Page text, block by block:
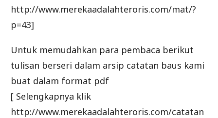
http://www.merekaadalahteroris.com/mat/?
p=43]
Untuk memudahkan para pembaca berikut
tulisan berseri dalam arsip catatan baus kami
buat dalam format pdf
[ Selengkapnya klik
http://www.merekaadalahteroris.com/catatan